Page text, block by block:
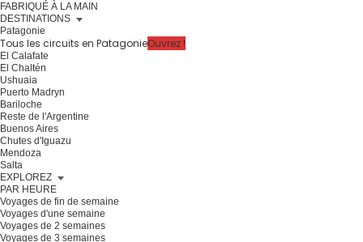
FABRIQUÉ À LA MAIN
DESTINATIONS
Patagonie
Tous les circuits en PatagonieOuvrez !
El Calafate
El Chaltén
Ushuaia
Puerto Madryn
Bariloche
Reste de l'Argentine
Buenos Aires
Chutes d'Iguazu
Mendoza
Salta
EXPLOREZ
PAR HEURE
Voyages de fin de semaine
Voyages d'une semaine
Voyages de 2 semaines
Voyages de 3 semaines